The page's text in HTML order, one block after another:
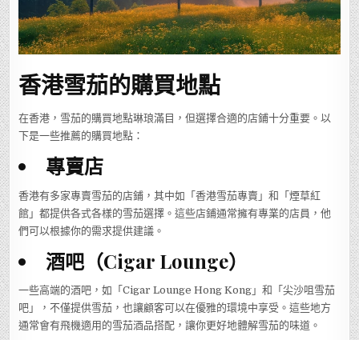
香港雪茄的購買地點
在香港，雪茄的購買地點琳琅滿目，但選擇合適的店鋪十分重要。以
下是一些推薦的購買地點：
專賣店
香港有多家專賣雪茄的店鋪，其中如「香港雪茄專賣」和「煙草紅
館」都提供各式各樣的雪茄選擇。這些店鋪通常擁有專業的店員，他
們可以根據你的需求提供建議。
酒吧（Cigar Lounge）
一些高端的酒吧，如「Cigar Lounge Hong Kong」和「尖沙咀雪茄
吧」，不僅提供雪茄，也讓顧客可以在優雅的環境中享受。這些地方
通常會有飛機適用的雪茄酒品搭配，讓你更好地體解雪茄的味道。